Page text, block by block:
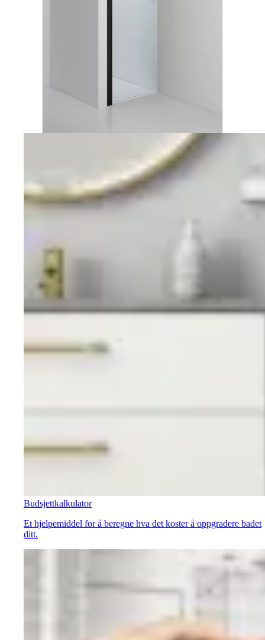
Budsjettkalkulator
Et hjelpemiddel for å beregne hva det koster å oppgradere badet
ditt.